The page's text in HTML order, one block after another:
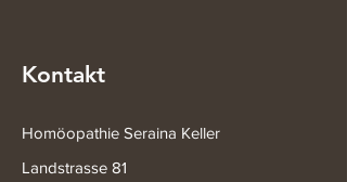
Kontakt
Homöopathie Seraina Keller
Landstrasse 81